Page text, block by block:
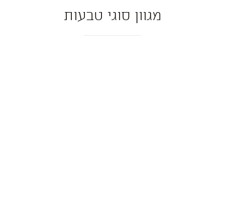
מגוון סוגי טבעות